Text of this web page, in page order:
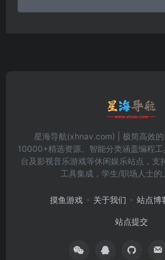
星海导航(xhnav.com) | 极简高效
10000+精选资源。智能分类涵盖编程
台及影视音乐游戏等休闲娱乐站点，支
工具集成，学生/职场人士的
摸鱼游戏 关于我们 站点博
站点提交